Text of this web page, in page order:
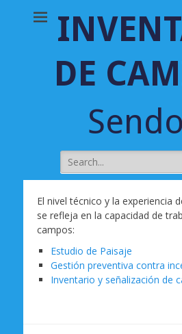
DE
Buscar:
El nivel técnico y la experiencia
se refleja en la capacidad de
campos:
Estudio de Paisaje
Gestión preventiva contra
Inventario y señalización de